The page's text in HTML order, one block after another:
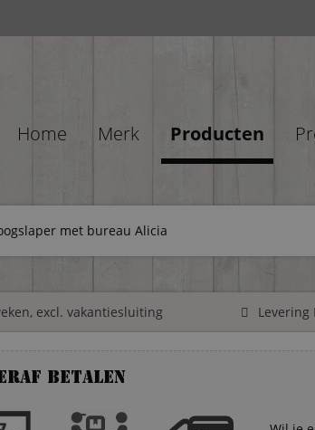
Home Merk Producten
met bureau Alicia
excl. vakantiesluiting Levering
betalen